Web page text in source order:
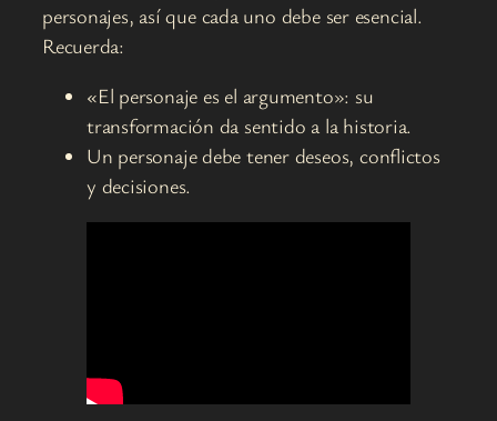
personajes, así que cada uno debe ser esencial.
Recuerda:
«El personaje es el argumento»: su
transformación da sentido a la historia.
Un personaje debe tener deseos, conflictos
y decisiones.